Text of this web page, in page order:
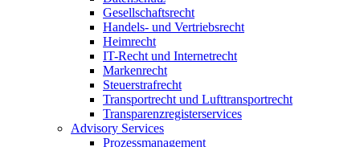
Gesellschaftsrecht
Handels- und Vertriebsrecht
Heimrecht
IT-Recht und Internetrecht
Markenrecht
Steuerstrafrecht
Transportrecht und Lufttransportrecht
Transparenzregisterservices
Advisory Services
Prozessmanagement